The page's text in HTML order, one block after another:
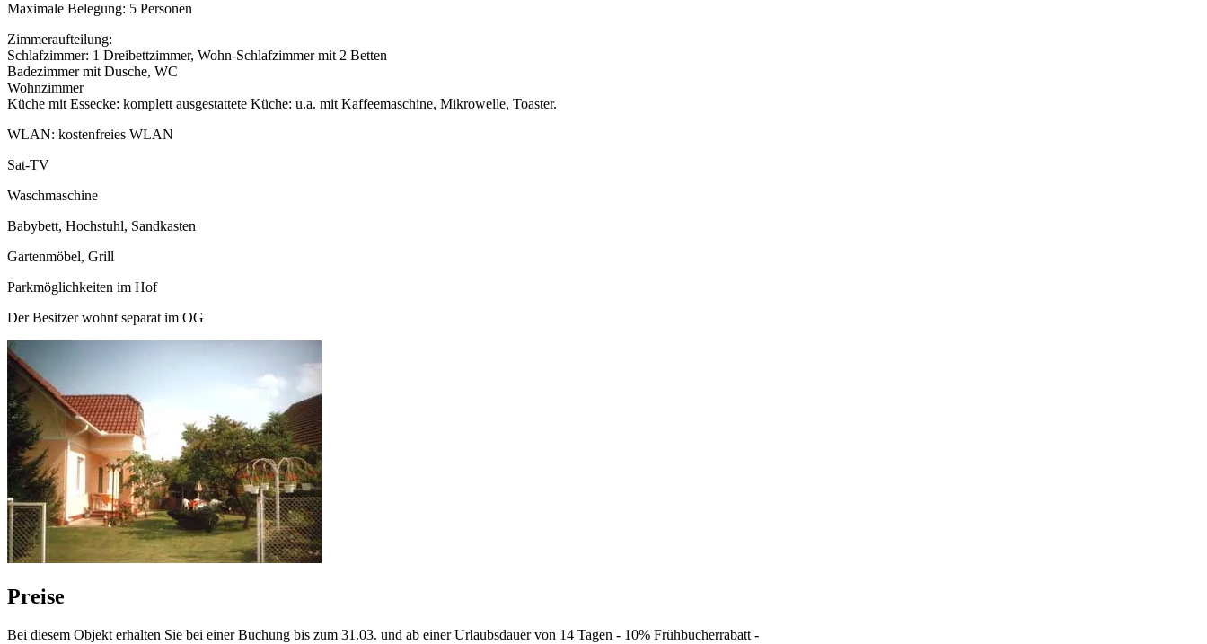
Maximale Belegung: 5 Personen
Zimmeraufteilung:
Schlafzimmer: 1 Dreibettzimmer, Wohn-Schlafzimmer mit 2 Betten
Badezimmer mit Dusche, WC
Wohnzimmer
Küche mit Essecke: komplett ausgestattete Küche: u.a. mit Kaffeemaschine, Mikrowelle, Toaster.
WLAN: kostenfreies WLAN
Sat-TV
Waschmaschine
Babybett, Hochstuhl, Sandkasten
Gartenmöbel, Grill
Parkmöglichkeiten im Hof
Der Besitzer wohnt separat im OG
Preise
Bei diesem Objekt erhalten Sie bei einer Buchung bis zum 31.03. und ab einer Urlaubsdauer von 14 Tagen - 10% Frühbucherrabatt -